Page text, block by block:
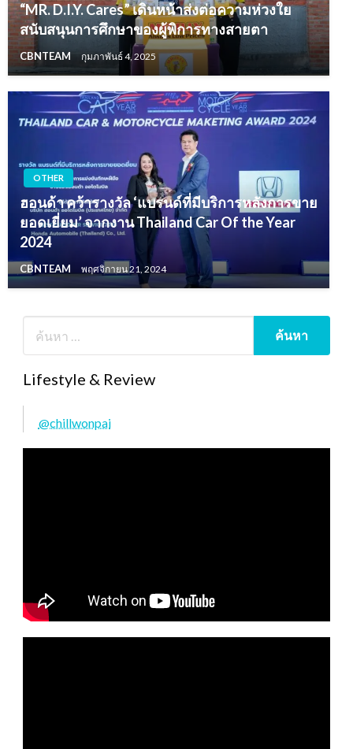
“MR. D.I.Y. Cares” เดินหน้าส่งต่อความห่วงใย
สนับสนุนการศึกษาของผู้พิการทางสายตา
CBNTEAM กุมภาพันธ์ 4, 2025
OTHER
ฮอนด้า คว้ารางวัล ‘แบรนด์ที่มีบริการหลังการขาย
ยอดเยี่ยม’ จากงาน Thailand Car Of the Year
2024
CBNTEAM พฤศจิกายน 21, 2024
Lifestyle & Review
@chillwonpai